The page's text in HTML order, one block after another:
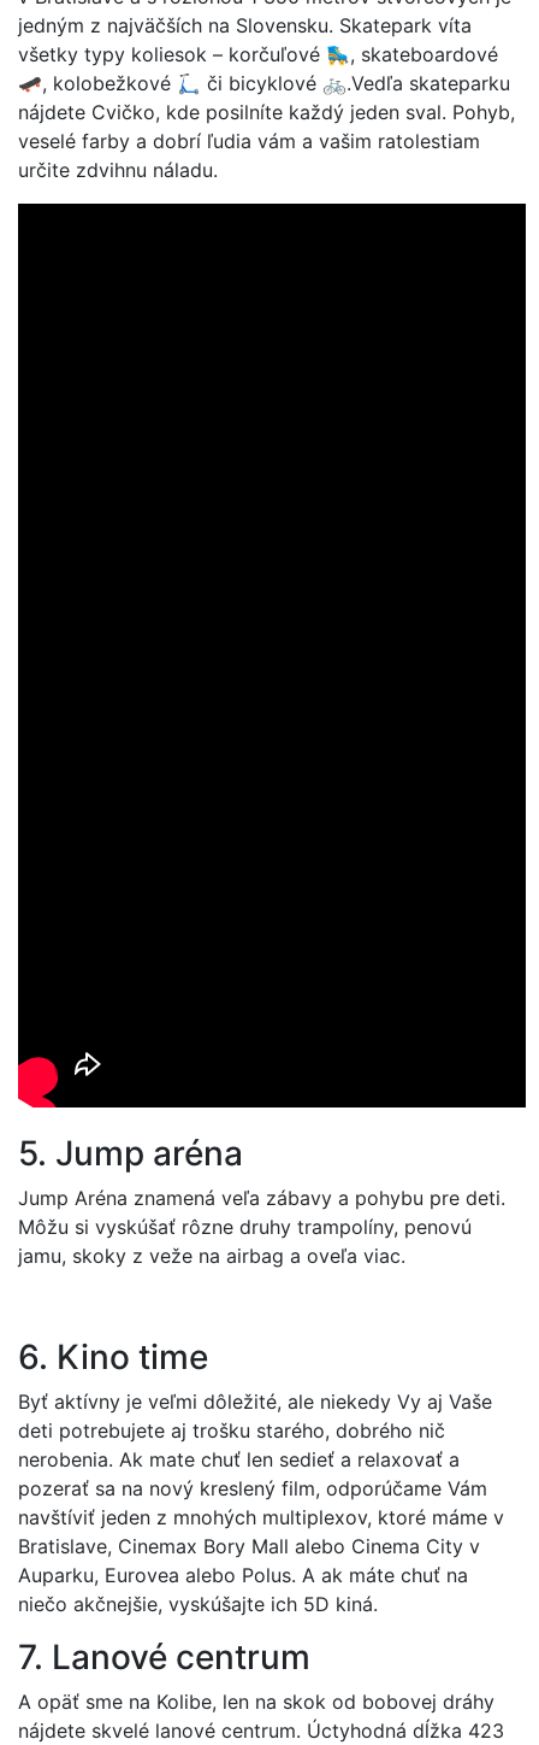
jedným z najväčších na Slovensku. Skatepark víta
všetky typy koliesok – korčuľové 🛼, skateboardové
🛹, kolobežkové 🛴 či bicyklové 🚲.Vedľa skateparku
nájdete Cvičko, kde posilníte každý jeden sval. Pohyb,
veselé farby a dobrí ľudia vám a vašim ratolestiam
určite zdvihnu náladu.
5. Jump aréna
Jump Aréna znamená veľa zábavy a pohybu pre deti.
Môžu si vyskúšať rôzne druhy trampolíny, penovú
jamu, skoky z veže na airbag a oveľa viac.
6. Kino time
Byť aktívny je veľmi dôležité, ale niekedy Vy aj Vaše
deti potrebujete aj trošku starého, dobrého nič
nerobenia. Ak mate chuť len sedieť a relaxovať a
pozerať sa na nový kreslený film, odporúčame Vám
navštíviť jeden z mnohých multiplexov, ktoré máme v
Bratislave, Cinemax Bory Mall alebo Cinema City v
Auparku, Eurovea alebo Polus. A ak máte chuť na
niečo akčnejšie, vyskúšajte ich 5D kiná.
7. Lanové centrum
A opäť sme na Kolibe, len na skok od bobovej dráhy
nájdete skvelé lanové centrum. Úctyhodná dĺžka 423